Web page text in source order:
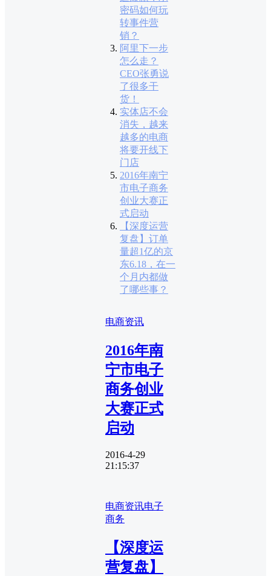
密码如何玩
转事件营
销？
阿里下一步
怎么走？
CEO张勇说
了很多干
货！
实体店不会
消失，越来
越多的电商
将要开线下
门店
2016年南宁
市电子商务
创业大赛正
式启动
【深度运营
复盘】订单
量超1亿的京
东6.18，在一
个月内都做
了哪些事？
电商资讯
2016年南
宁市电子
商务创业
大赛正式
启动
2016-4-29
21:15:37
电商资讯电子
商务
【深度运
营复盘】